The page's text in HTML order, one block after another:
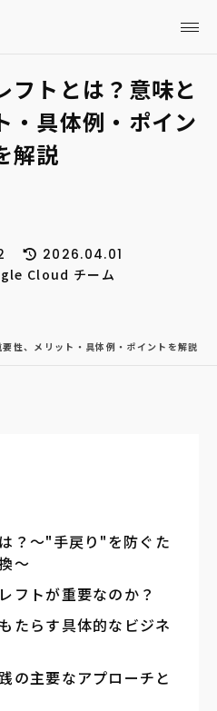
フトとは？意味と
・具体例・ポイン
解説
2026.04.01
Cloud チーム
性、メリット・具体例・ポイントを解説
？～"手戻り"を防ぐた
～
フトが重要なのか？
たらす具体的なビジネ
の主要なアプローチと